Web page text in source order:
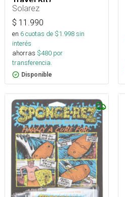
Solarez
$ 11.990
en 6cuotas de $1.998sin
interés
ahorras $480 por
transferencia.
Disponible